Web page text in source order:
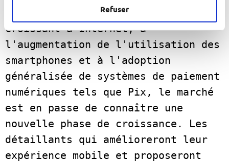
Refuser
très prometteur. Grâce à l'accès
croissant à Internet, à
l'augmentation de l'utilisation des
smartphones et à l'adoption
généralisée de systèmes de paiement
numériques tels que Pix, le marché
est en passe de connaître une
nouvelle phase de croissance. Les
détaillants qui amélioreront leur
expérience mobile et proposeront